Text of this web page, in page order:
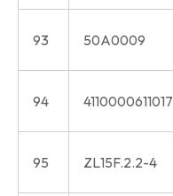
93 50A0009
94 4110000611017
95 ZL15F.2.2-4